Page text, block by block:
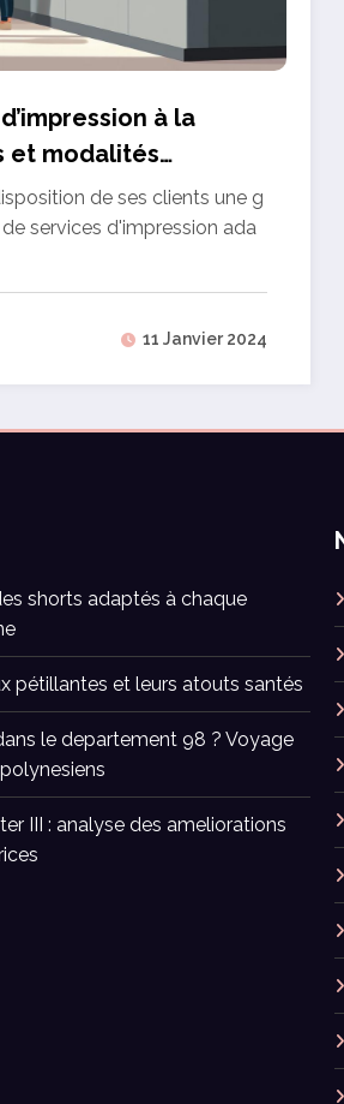
à la
et modalités
de ses clients une g
services d'impression ada
11 Janvier 2024
shorts adaptés à chaque
pétillantes et leurs atouts santés
le departement 98 ? Voyage
III : analyse des ameliorations